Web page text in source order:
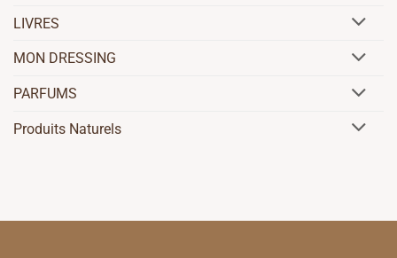
LIVRES
MON DRESSING
PARFUMS
Produits Naturels